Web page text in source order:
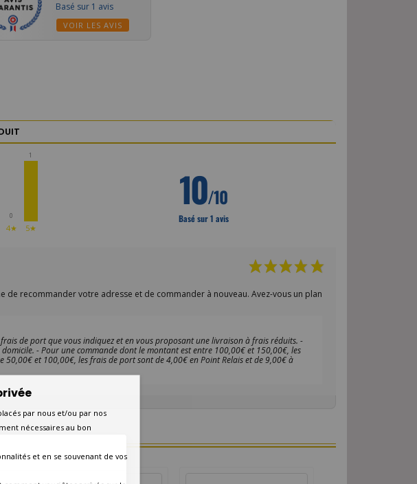
Basé sur 1 avis
VOIR LES AVIS
0
4★
1
5★
10/10
Basé sur 1 avis
recommander votre adresse et de commander à nouveau. Avez-vous un plan
de port que vous indiquez et en vous proposant une livraison à frais réduits. -
- Pour une commande dont le montant est entre 100,00€ et 150,00€, les
et 100,00€, les frais de port sont de 4,00€ en Point Relais et de 9,00€ à
CATÉGORIE :
par nous et/ou par nos
nécessaires au bon
et en se souvenant de vos